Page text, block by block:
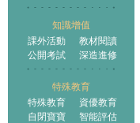
知識增值
課外活動
教材閱讀
公開考試
深造進修
特殊教育
特殊教育
資優教育
自閉寶寶
智能評估